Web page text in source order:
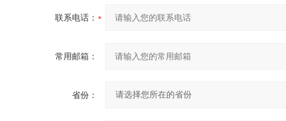
联系电话：
常用邮箱：
省份：